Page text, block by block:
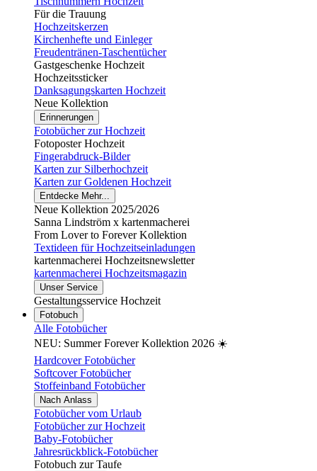
Für die Trauung
Hochzeitskerzen
Kirchenhefte und Einleger
Freudentränen-Taschentücher
Gastgeschenke Hochzeit
Hochzeitssticker
Danksagungskarten Hochzeit
Neue Kollektion
Erinnerungen
Fotobücher zur Hochzeit
Fotoposter Hochzeit
Fingerabdruck-Bilder
Karten zur Silberhochzeit
Karten zur Goldenen Hochzeit
Entdecke Mehr...
Neue Kollektion 2025/2026
Sanna Lindström x kartenmacherei
From Lover to Forever Kollektion
Textideen für Hochzeitseinladungen
kartenmacherei Hochzeitsnewsletter
kartenmacherei Hochzeitsmagazin
Unser Service
Gestaltungsservice Hochzeit
Fotobuch
Alle Fotobücher
NEU: Summer Forever Kollektion 2026 ☀️
Hardcover Fotobücher
Softcover Fotobücher
Stoffeinband Fotobücher
Nach Anlass
Fotobücher vom Urlaub
Fotobücher zur Hochzeit
Baby-Fotobücher
Jahresrückblick-Fotobücher
Fotobuch zur Taufe